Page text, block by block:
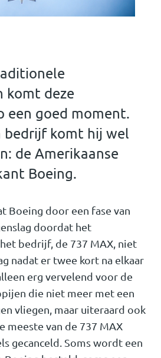
komt deze
een goed moment.
bedrijf komt hij wel
de Amerikaanse
Boeing.
Boeing door een fase van
doordat het
bedrijf, de 737 MAX, niet
nadat er twee kort na elkaar
erg vervelend voor de
die niet meer met een
vliegen, maar uiteraard ook
meeste van de 737 MAX
gecanceld. Soms wordt een